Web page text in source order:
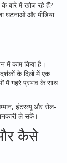
बारे में खोज रहे हैं?
घटनाओं और मीडिया
में काम किया है।
के दिलों में एक
में गहरे प्रभाव के साथ
इंटरव्यू और रोल-
ले सकें।
और कैसे